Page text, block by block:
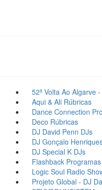
52ª Volta Ao Algarve
Aqui & Ali Rúbricas
Dance Connection
Deco Rúbricas
DJ David Penn DJs
DJ Gonçalo
DJ Special K DJs
Flashback Programas
Logic Soul Radio
Projeto Global - DJ